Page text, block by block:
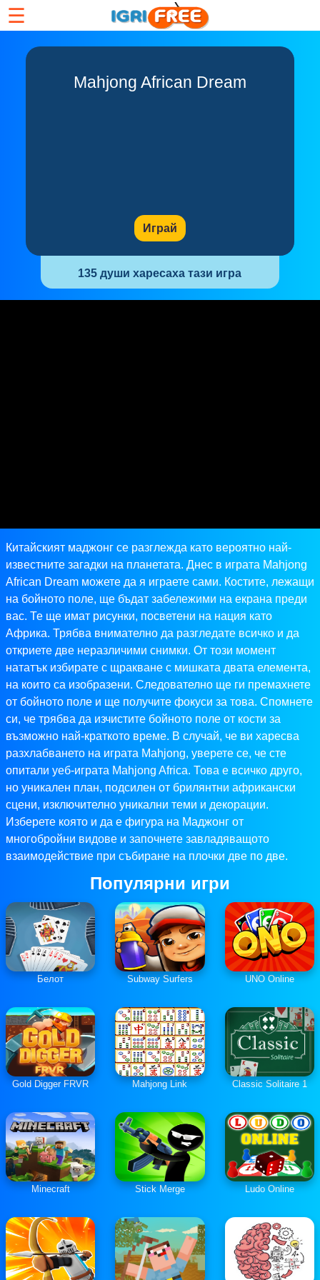
☰
Mahjong African Dream
Играй
135 души харесаха тази игра
Китайският маджонг се разглежда като вероятно най-
известните загадки на планетата. Днес в играта Mahjong
African Dream можете да я играете сами. Костите, лежащи
на бойното поле, ще бъдат забележими на екрана преди
вас. Те ще имат рисунки, посветени на нация като
Африка. Трябва внимателно да разгледате всичко и да
откриете две неразличими снимки. От този момент
нататък избирате с щракване с мишката двата елемента,
на които са изобразени. Следователно ще ги премахнете
от бойното поле и ще получите фокуси за това. Спомнете
си, че трябва да изчистите бойното поле от кости за
възможно най-краткото време. В случай, че ви харесва
разхлабването на играта Mahjong, уверете се, че сте
опитали уеб-играта Mahjong Africa. Това е всичко друго,
но уникален план, подсилен от брилянтни африкански
сцени, изключително уникални теми и декорации.
Изберете която и да е фигура на Маджонг от
многобройни видове и започнете завладяващото
взаимодействие при събиране на плочки две по две.
Популярни игри
Белот Subway Surfers UNO Online
Gold Digger FRVR Mahjong Link Classic Solitaire 1
Minecraft Stick Merge Ludo Online